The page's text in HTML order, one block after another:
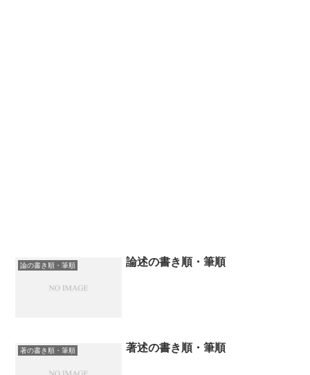
論の書き順・筆順 論述の書き順・筆順
著の書き順・筆順 著述の書き順・筆順